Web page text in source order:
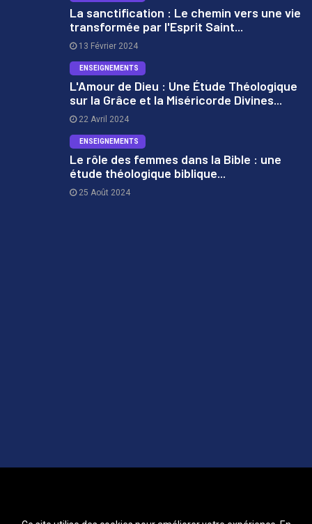
La sanctification : Le chemin vers une vie
transformée par l'Esprit Saint...
13 Février 2024
ENSEIGNEMENTS
L'Amour de Dieu : Une Étude Théologique
sur la Grâce et la Miséricorde Divines...
22 Avril 2024
ENSEIGNEMENTS
Le rôle des femmes dans la Bible : une
étude théologique biblique...
25 Août 2024